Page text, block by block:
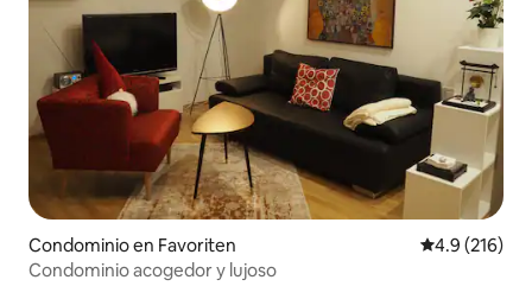
Condominio en Favoriten Calificación
4.9 (216)
Condominio acogedor y lujoso